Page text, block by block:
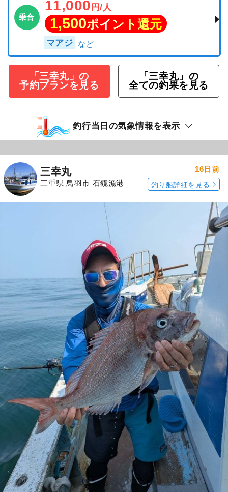
乗合
11,000 円/人
1,500ポイント還元
マアジ
「三幸丸」の
予約プランを見る
「三幸丸」の
全ての釣果を見る
釣行当日の気象情報を表示
三幸丸
三重県 鳥羽市 石鏡漁港
16日前
釣り船詳細を見る